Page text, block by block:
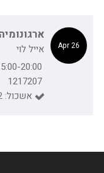
26 Apr
ארגונומיה
אייל לוי
אשכול: 2.2